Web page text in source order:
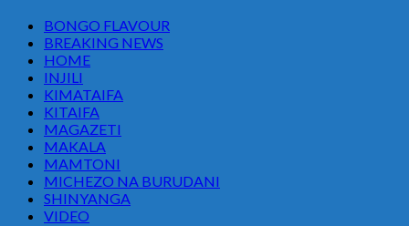
BONGO FLAVOUR
BREAKING NEWS
HOME
INJILI
KIMATAIFA
KITAIFA
MAGAZETI
MAKALA
MAMTONI
MICHEZO NA BURUDANI
SHINYANGA
VIDEO